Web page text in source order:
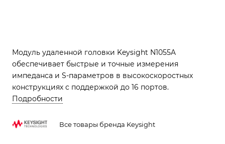
Модуль удаленной головки Keysight N1055A
обеспечивает быстрые и точные измерения
импеданса и S-параметров в высокоскоростных
конструкциях с поддержкой до 16 портов.
Подробности
Все товары бренда Keysight